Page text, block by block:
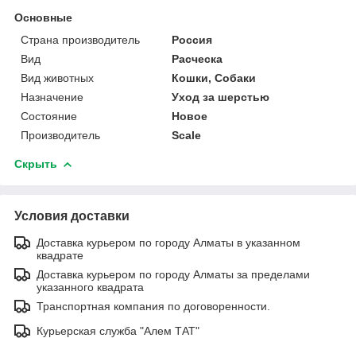
Основные
Страна производитель
Россия
Вид
Расческа
Вид животных
Кошки, Собаки
Назначение
Уход за шерстью
Состояние
Новое
Производитель
Scale
Скрыть
Условия доставки
Доставка курьером по городу Алматы в указанном
квадрате
Доставка курьером по городу Алматы за пределами
указанного квадрата
Транспортная компания по договоренности.
Курьерская служба "Алем ТАТ"